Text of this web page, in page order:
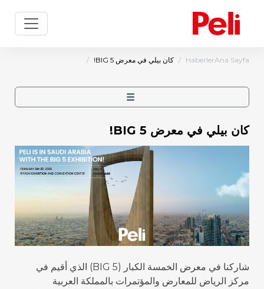
Ana Sayfa
Haberler كان بيلي في معرض BIG 5!
كان بيلي في معرض BIG 5!
شاركنا في معرض الخمسة الكبار (BIG 5) الذي أقيم في
مركز الرياض للمعارض والمؤتمرات بالمملكة العربية